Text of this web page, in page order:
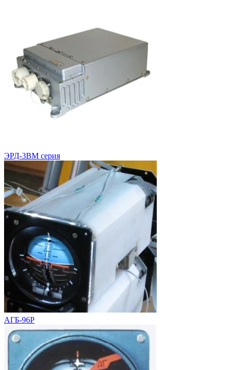
ЭРД-3ВМ серия
АГБ-96Р